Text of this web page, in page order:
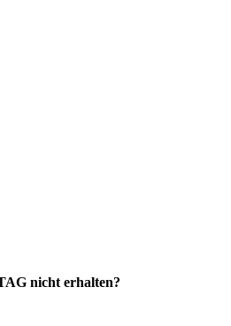
nicht erhalten?